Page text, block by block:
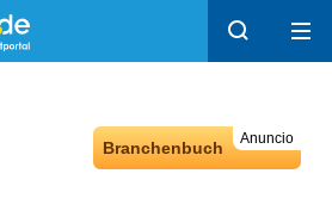
Buscar
Anuncio
Branchenbuch